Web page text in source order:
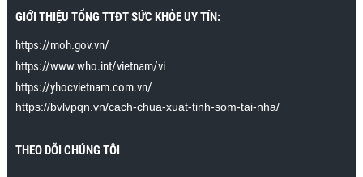
trong bài cách để cho cô ấy lên đỉnh nhiều lần và kéo
được tới 15 phút lên đỉnh liên tiếp, nhưng có thể kéo
dài tới khoảng 30 giây. Trước đây cô ấy lên đỉnh chỉ
kéo dài trong vài giây. Cảm ơn chương trình rất
GIỚI THIỆU TỔNG TTĐT SỨC KHỎE UY TÍN:
https://moh.gov.vn/
https://www.who.int/vietnam/vi
https://yhocvietnam.com.vn/
https://bvlvpqn.vn/cach-chua-xuat-tinh-som-tai-nha/
THEO DÕI CHÚNG TÔI